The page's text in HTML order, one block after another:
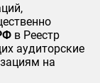
в Реестр
аудиторские
на